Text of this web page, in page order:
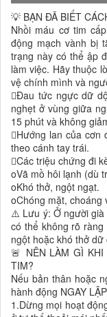
💡 BẠN ĐÃ BIẾT
Nhồi máu cơ tim
động mạch vành bị
trạng này có thể ập
làm việc. Hãy thuộc
vệ chính mình và
Đau tức ngực dữ
nghẹt ở vùng giữa
15 phút và không
Hướng lan của cơn
theo cánh tay trái.
Các triệu chứng đi
oVã mồ hôi lạnh (dù
oKhó thở, ngột ngạt.
oChóng mặt, choáng
⚠️ Lưu ý: Ở người già
có thể không rõ
ngột hoặc khó thở dữ
🚨 NÊN LÀM GÌ
TIM?
Nếu bản thân hoặc
hành động NGAY
1.Dừng mọi hoạt